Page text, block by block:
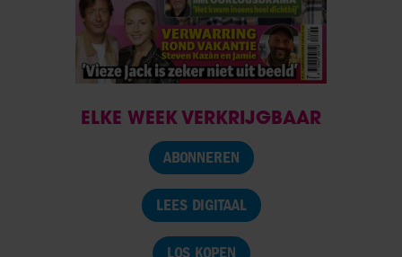
ELKE WEEK VERKRIJGBAAR
ABONNEREN
LEES DIGITAAL
LOS KOPEN